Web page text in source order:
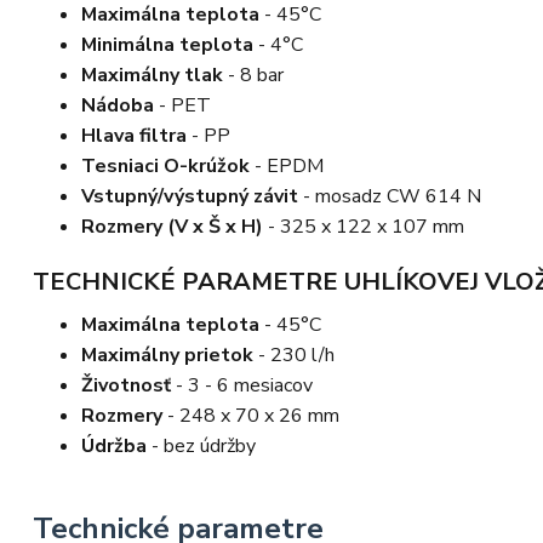
Maximálna teplota - 45°C
Minimálna teplota - 4°C
Maximálny tlak - 8 bar
Nádoba - PET
Hlava filtra - PP
Tesniaci O-krúžok - EPDM
Vstupný/výstupný závit - mosadz CW 614 N
Rozmery (V x Š x H) - 325 x 122 x 107 mm
TECHNICKÉ PARAMETRE UHLÍKOVEJ
Maximálna teplota - 45°C
Maximálny prietok - 230 l/h
Životnosť- 3 - 6 mesiacov
Rozmery- 248 x 70 x 26 mm
Údržba - bez údržby